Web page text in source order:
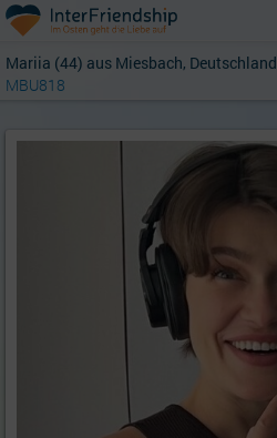
Mariia (44) aus Miesbach, Deutschland
MBU818